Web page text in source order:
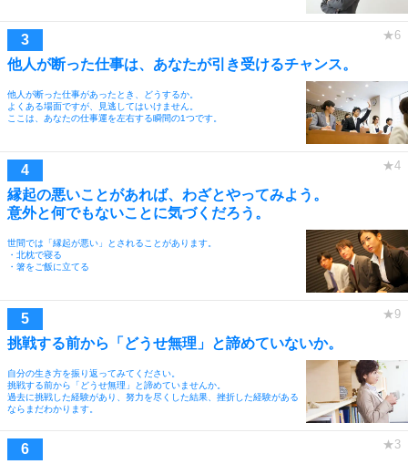
他人が断った仕事は、あなたが引き受けるチャンス。
他人が断った仕事があったとき、どうするか。
よくある場面ですが、見逃してはいけません。
ここは、あなたの仕事運を左右する瞬間の1つです。
縁起の悪いことがあれば、わざとやってみよう。
意外と何でもないことに気づくだろう。
世間では「縁起が悪い」とされることがあります。
・北枕で寝る
・箸をご飯に立てる
挑戦する前から「どうせ無理」と諦めていないか。
自分の生き方を振り返ってみてください。
挑戦する前から「どうせ無理」と諦めていませんか。
過去に挑戦した経験があり、努力を尽くした結果、挫折した経験がある
ならまだわかります。